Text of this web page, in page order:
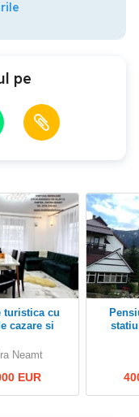
pe
cazare si
Neamt
EUR
pensiunea Gabriela